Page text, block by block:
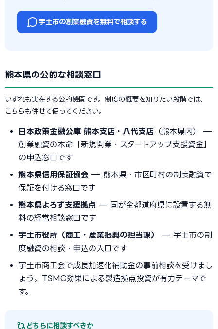
宇土市の創業融資を無料で相談する
熊本県の公的な相談窓口
いずれも実在する公的機関です。制度の概要を知りたい段階では、
こちらも併せて使ってください。
日本政策金融公庫 熊本支店・八代支店 （熊本県内） —
創業融資の本命「新規開業・スタートアップ支援資金」
の申込窓口です
熊本県信用保証協会 — 熊本県・市区町村の制度融資で
保証を付ける窓口です
熊本県よろず支援拠点 — 国が全都道府県に設置する無
料の経営相談窓口です
宇土市役所（商工・産業振興の担当課）
— 宇土市の制
度融資の相談・申込の入口です
宇土市商工会で成長加速化補助金の事前相談を受けまし
ょう。TSMC効果による製造拠点投資が有力テーマで
す。
どちらに相談すべきか